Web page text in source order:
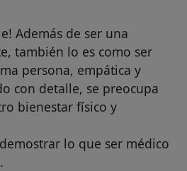
Además de ser una
también lo es como ser
persona, empática y
con detalle, se preocupa
bienestar físico y
lo que ser médico